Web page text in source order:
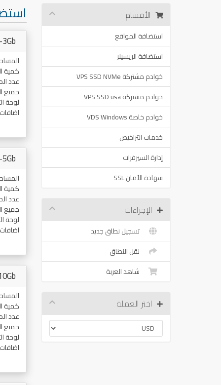
الأقسام
استضافة المواقع
استضافة الريسيلر
خوادم مشتركة VPS SSD NVMe
خوادم مشتركة VPS SSD usa
خوادم خاصة VDS Windows
خدمات التراخيص
إدارة السيرفرات
شهادة الأمان SSL
الإجراءات
تسجيل نطاق جديد
نقل النطاق
شاهد العربة
اختر العملة
كمية
عدد
جميع
لوحة
كمية
عدد
جميع
لوحة
كمية
عدد
جميع
لوحة